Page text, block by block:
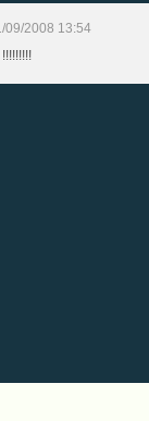
09/2008 13:54